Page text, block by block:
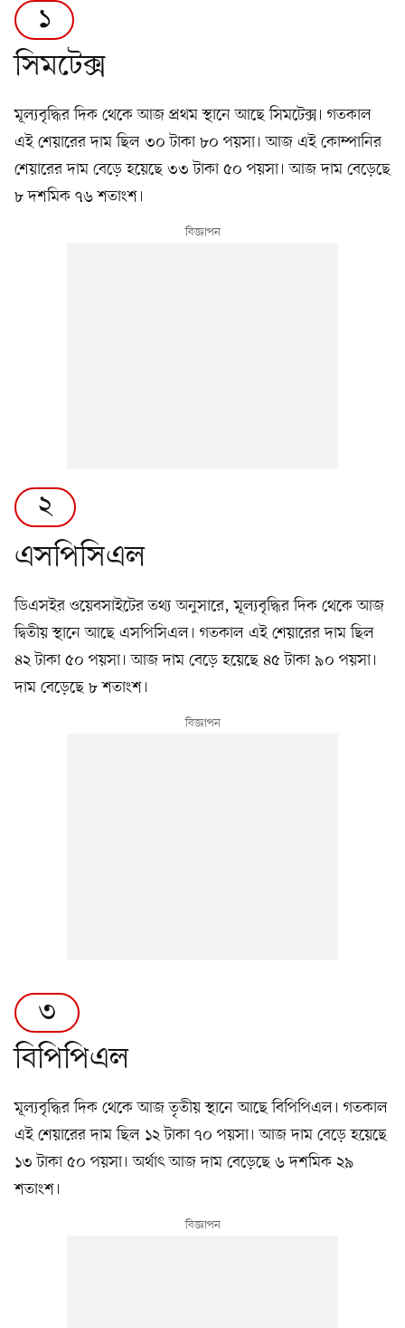
১
সিমটেক্স
মূল্যবৃদ্ধির দিক থেকে আজ প্রথম স্থানে আছে সিমটেক্স। গতকাল
এই শেয়ারের দাম ছিল ৩০ টাকা ৮০ পয়সা। আজ এই কোম্পানির
শেয়ারের দাম বেড়ে হয়েছে ৩৩ টাকা ৫০ পয়সা। আজ দাম বেড়েছে
৮ দশমিক ৭৬ শতাংশ।
২
এসপিসিএল
ডিএসইর ওয়েবসাইটের তথ্য অনুসারে, মূল্যবৃদ্ধির দিক থেকে আজ
দ্বিতীয় স্থানে আছে এসপিসিএল। গতকাল এই শেয়ারের দাম ছিল
৪২ টাকা ৫০ পয়সা। আজ দাম বেড়ে হয়েছে ৪৫ টাকা ৯০ পয়সা।
দাম বেড়েছে ৮ শতাংশ।
৩
বিপিপিএল
মূল্যবৃদ্ধির দিক থেকে আজ তৃতীয় স্থানে আছে বিপিপিএল। গতকাল
এই শেয়ারের দাম ছিল ১২ টাকা ৭০ পয়সা। আজ দাম বেড়ে হয়েছে
১৩ টাকা ৫০ পয়সা। অর্থাৎ আজ দাম বেড়েছে ৬ দশমিক ২৯
শতাংশ।